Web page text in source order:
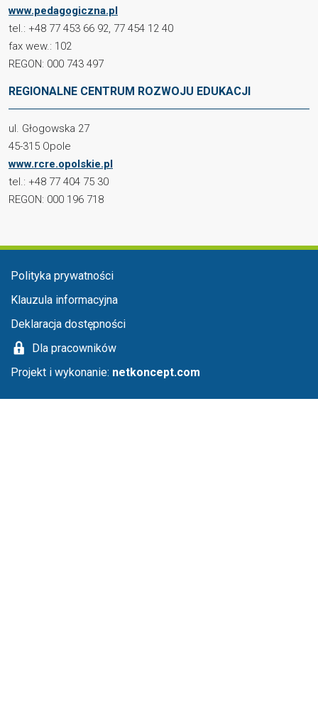
www.pedagogiczna.pl
tel.: +48 77 453 66 92, 77 454 12 40
fax wew.: 102
REGON: 000 743 497
REGIONALNE CENTRUM ROZWOJU EDUKACJI
ul. Głogowska 27
45-315 Opole
www.rcre.opolskie.pl
tel.: +48 77 404 75 30
REGON: 000 196 718
Menu stopka
Polityka prywatności
Klauzula informacyjna
Deklaracja dostępności
Dla pracowników
Projekt i wykonanie: netkoncept.com